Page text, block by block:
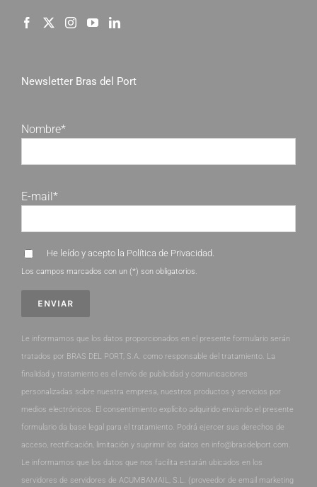
Newsletter Bras del Port
Nombre*
E-mail*
He leído y acepto la Política de Privacidad.
Los campos marcados con un (*) son obligatorios.
Le informamos que los datos proporcionados en el presente formulario serán
tratados por BRAS DEL PORT, S.A. como responsable del tratamiento. La
finalidad y tratamiento es el envío de publicidad y comunicaciones
personalizadas sobre nuestra empresa, nuestros productos y servicios por
medios electrónicos. El consentimiento explícito adquirido enviando el presente
formulario da base legal para el tratamiento. Podrá ejercer sus derechos de
acceso, rectificación, limitación y suprimir los datos en info@brasdelport.com.
Le informamos que los datos que nos facilita estarán ubicados en los
servidores de servidores de ACUMBAMAIL, S.L. (proveedor de email marketing